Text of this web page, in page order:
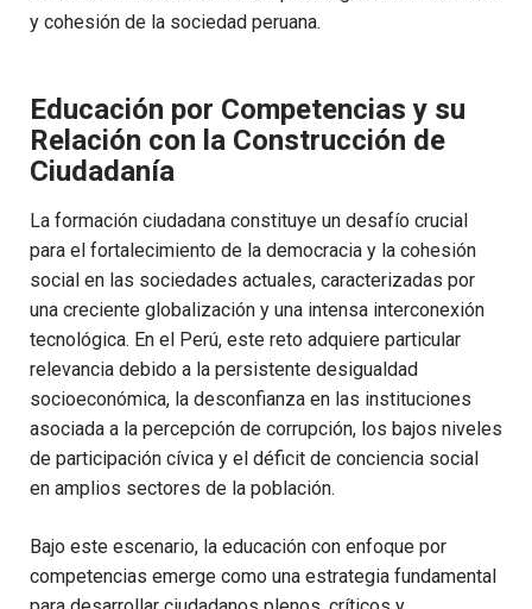
y cohesión de la sociedad peruana.
Educación por Competencias y su
Relación con la Construcción de
Ciudadanía
La formación ciudadana constituye un desafío crucial
para el fortalecimiento de la democracia y la cohesión
social en las sociedades actuales, caracterizadas por
una creciente globalización y una intensa interconexión
tecnológica. En el Perú, este reto adquiere particular
relevancia debido a la persistente desigualdad
socioeconómica, la desconfianza en las instituciones
asociada a la percepción de corrupción, los bajos niveles
de participación cívica y el déficit de conciencia social
en amplios sectores de la población.
Bajo este escenario, la educación con enfoque por
competencias emerge como una estrategia fundamental